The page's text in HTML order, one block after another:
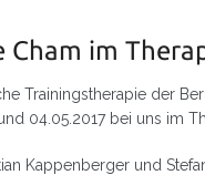
Cham im
Trainingstherapie der
04.05.2017 bei uns im
Kappenberger und